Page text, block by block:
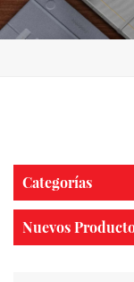
Categorías
Nuevos